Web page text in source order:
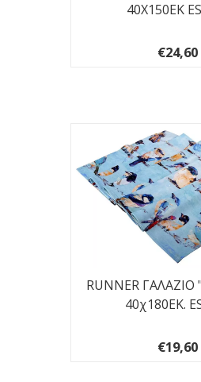
40Χ150ΕΚ
€24,60
RUNNER
40χ180ΕΚ.
€19,60